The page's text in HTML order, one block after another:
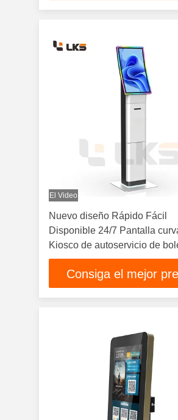
El Video
Nuevo diseño Rápido Fácil
Disponible 24/7 Pantalla
Kiosco de autoservicio de
para cine, aeropuerto,
Consiga el mejor